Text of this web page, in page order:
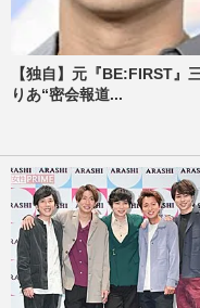
【独自】元『BE:FIRST』
りあ“密会報道...